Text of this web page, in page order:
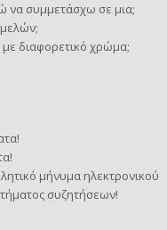
να συμμετάσχω σε μια;
με διαφορετικό χρώμα;
μήνυμα ηλεκτρονικού
συζητήσεων!